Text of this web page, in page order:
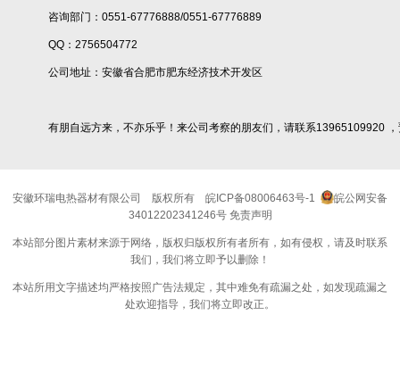
咨询部门：0551-67776888/0551-67776889
QQ：2756504772
公司地址：安徽省合肥市肥东经济技术开发区
有朋自远方来，不亦乐乎！来公司考察的朋友们，请联系13965109920
安徽环瑞电热器材有限公司 版权所有 皖ICP备08006463号-1
皖公网安备
34012202341246号 免责声明
本站部分图片素材来源于网络，版权归版权所有者所有，如有侵权，请及时联系
我们，我们将立即予以删除！
本站所用文字描述均严格按照广告法规定，其中难免有疏漏之处，如发现疏漏之
处欢迎指导，我们将立即改正。